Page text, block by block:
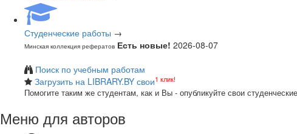
Студенческие работы →
Минская коллекция рефератов Есть новые! 2026-08-07
Поиск по учебным работам
Загрузить на LIBRARY.BY свои1 клик!
Помогите таким же студентам, как и Вы - опубликуйте свои
Меню для авторов